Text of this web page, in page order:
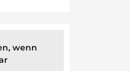
wenn